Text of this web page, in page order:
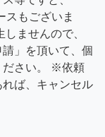
スもございま
ませんので、
」を頂いて、個
ださい。 ※依頼
ば、キャンセル